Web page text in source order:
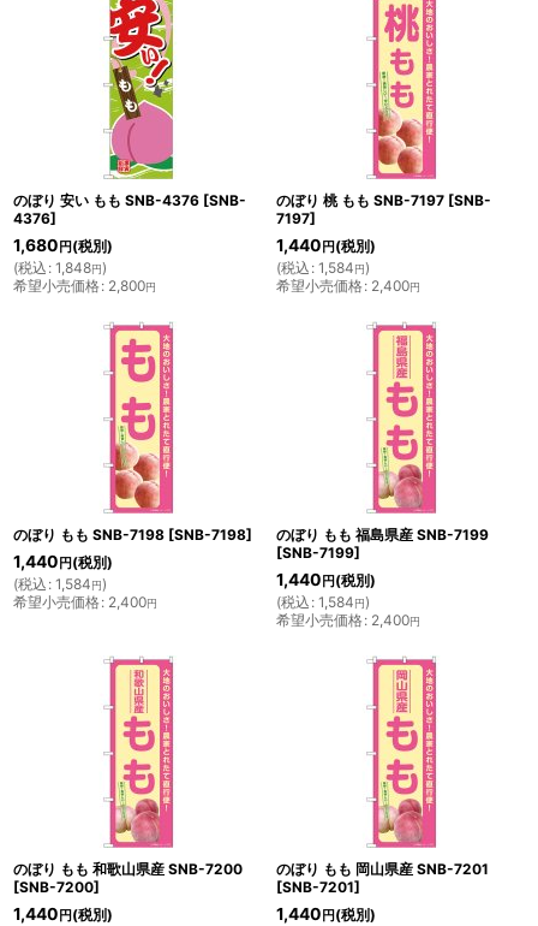
のぼり 安い もも SNB-4376 [SNB-
4376]
1,680 円 (税別)
(税込 : 1,848円)
希望小売価格: 2,800円
のぼり 桃 もも SNB-7197 [SNB-
7197]
1,440 円 (税別)
(税込 : 1,584円)
希望小売価格: 2,400円
のぼり もも SNB-7198 [SNB-7198]
1,440 円 (税別)
(税込 : 1,584円)
希望小売価格: 2,400円
のぼり もも 福島県産 SNB-7199
[SNB-7199]
1,440 円 (税別)
(税込 : 1,584円)
希望小売価格: 2,400円
のぼり もも 和歌山県産 SNB-7200
[SNB-7200]
1,440 円 (税別)
のぼり もも 岡山県産 SNB-7201
[SNB-7201]
1,440 円 (税別)